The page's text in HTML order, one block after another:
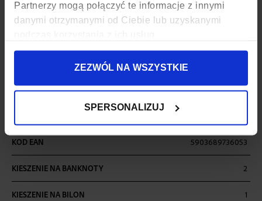
Partnerzy mogą połączyć te informacje z innymi
danymi otrzymanymi od Ciebie lub uzyskanymi
ZEZWÓL NA WSZYSTKIE
SPERSONALIZUJ
SZEROKOŚĆ 12,7 CM
PUDEŁKO TAK
KOD EAN 5903689736053
KIESZENIE NA BANKNOTY 2
KIESZENIE NA BILON 1